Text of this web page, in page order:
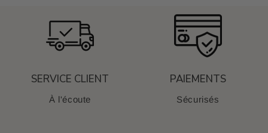
SERVICE CLIENT
À l'écoute
PAIEMENTS
Sécurisés